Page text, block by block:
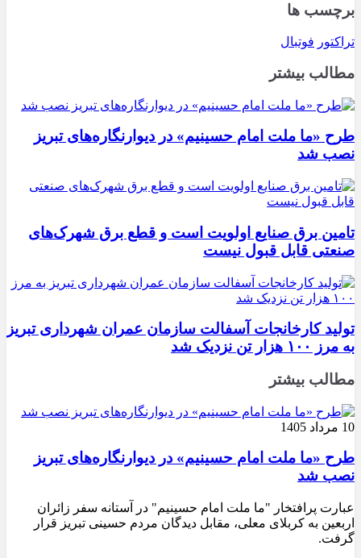
برچسب ها
تراکتور فوتبال
مطالب بیشتر
طرح «ما ملت امام حسینیم» در دیوارنگاره‌های تبریز
نصب شد
تامین برق صنایع اولویت است و قطع برق شهرک‌های
صنعتی قابل قبول نیست
تولید کارخانجات آسفالت سازمان عمران شهرداری تبریز
به مرز ۱۰۰ هزار تن نزدیک شد
مطالب بیشتر
10 مرداد 1405
طرح «ما ملت امام حسینیم» در دیوارنگاره‌های تبریز
نصب شد
عبارت پرافتخار "ما ملت امام حسینیم" در آستانه سفر زائران
اربعین به کربلای معلی، مقابل دیدگان مردم حسینی تبریز قرار
گرفت.